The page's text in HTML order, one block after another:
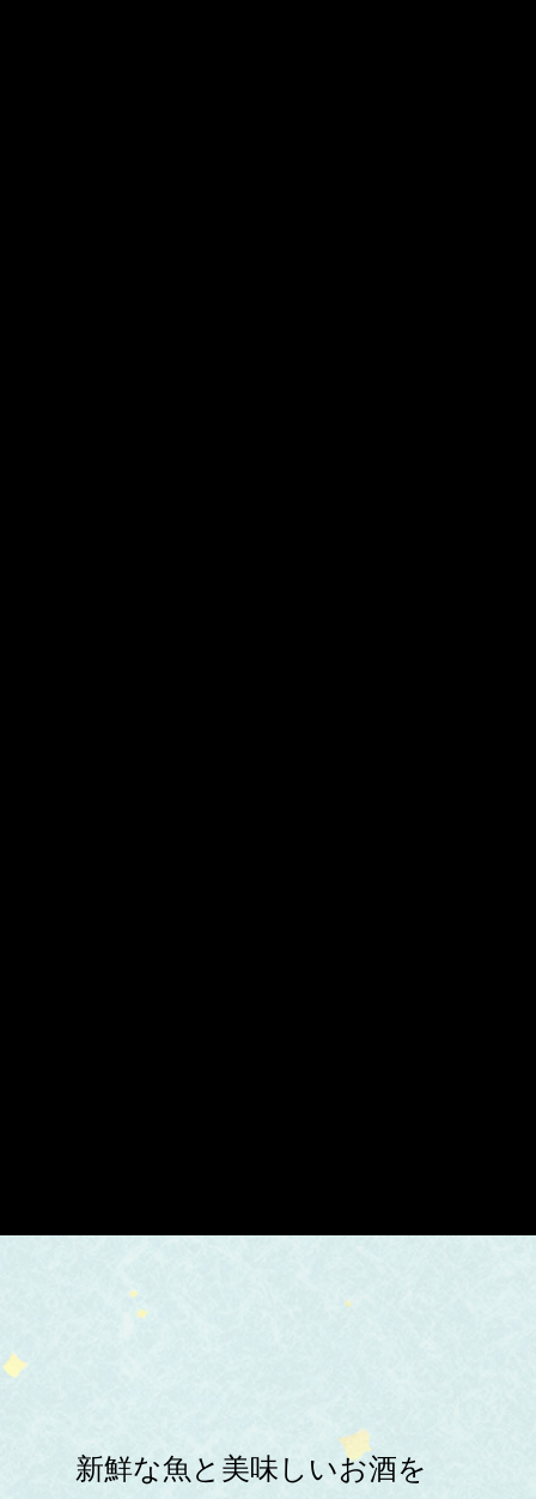
新鮮な魚と美味しいお酒を